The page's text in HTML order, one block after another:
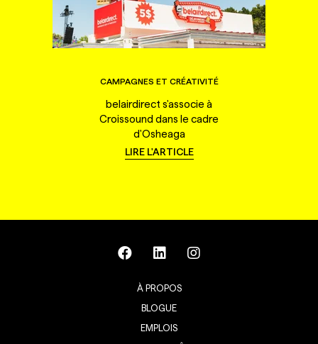
CAMPAGNES ET CRÉATIVITÉ
belairdirect s'associe à
Croissound dans le cadre
d'Osheaga
LIRE L'ARTICLE
À PROPOS
BLOGUE
EMPLOIS